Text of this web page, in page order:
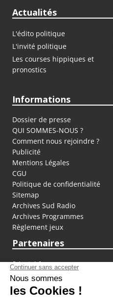
Actualités
L'édito politique
L'invité politique
Les courses hippiques et
pronostics
Informations
Dossier de presse
QUI SOMMES-NOUS ?
Comment nous rejoindre ?
Publicité
Mentions Légales
CGU
Politique de confidentialité
Sitemap
Archives Sud Radio
Archives Programmes
Règlement jeux
Partenaires
fiducial.fr
lyoncapitale.fr
olympique-et-lyonnais.com